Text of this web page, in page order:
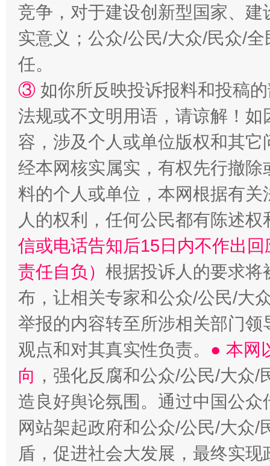
竞争，对于建设创新型国家、
实意义；公众/公民/大众/民众/
任。
③ 如你所反映投诉报料和投稿
法规或不文明用语，请谅解！
容，涉及个人或单位版权和其它
经本网核实属实，有权先行撤
料的个人或单位，本网根据有
人的权利，任何公民都有陈述
信或电话告知后15日内不作出
责任自负） 根据投诉人的要求将
布，让相关专家和公众/公民/大
举报的内容转至所涉相关部门
观点和对其真实性负责。 ● 本网
向 ，强化反腐和公众/公民/大众
造良好舆论氛围。通过中国公
网站架起政府和公众/公民/大众
盾，促进社会大发展，最终实